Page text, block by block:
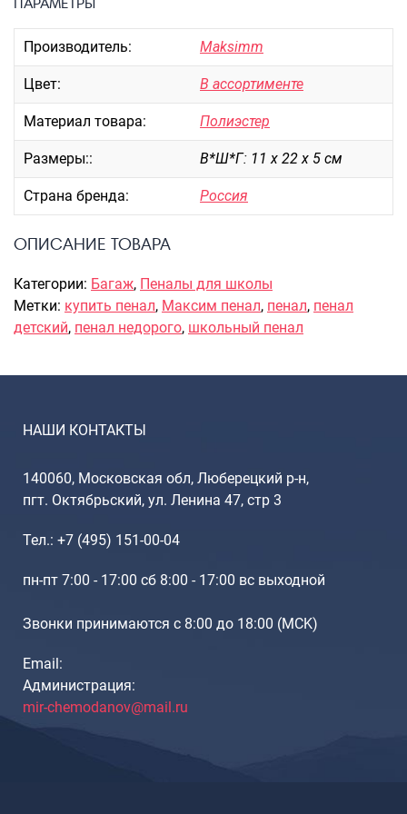
Аксессуары
ЧЕХЛЫ ДЛЯ ЧЕМОДАНОВ
Мешки для обуви
Пеналы для школы
Новинки
Чемоданы оптом
Чемоданы на колесах
Чемоданы детские
Пилоты на колесах
Сумки
Сумки колесные
Сумки спортивные
Сумки поясные
Сумки для ноутбуков
Сумки детские
Производитель: Maksimm
Цвет: В ассортименте
Материал товара: Полиэстер
Размеры:: В*Ш*Г: 11 х 22 х 5 см
Страна бренда: Россия
ОПИСАНИЕ ТОВАРА
Категории: Багаж, Пеналы для школы
Метки: купить пенал, Максим пенал, пенал, пенал
детский, пенал недорого, школьный пенал
НАШИ КОНТАКТЫ
140060, Московская обл, Люберецкий р-н,
пгт. Октябрьский, ул. Ленина 47, стр 3
Тел.: +7 (495) 151-00-04
пн-пт 7:00 - 17:00 сб 8:00 - 17:00 вс выходной
Звонки принимаются с 8:00 до 18:00 (МCK)
Email:
Администрация:
mir-chemodanov@mail.ru